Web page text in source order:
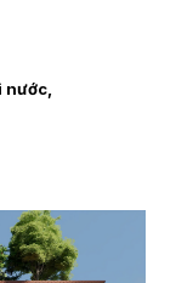
nước